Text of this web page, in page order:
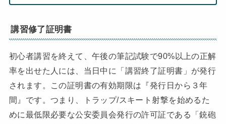
講習修了証明書
初心者講習を終えて、午後の筆記試験で90%以上の正解
率を出せた人には、当日中に「講習終了証明書」が発行
されます。この証明書の有効期限は『発行日から３年
間』です。つまり、トラップ/スキート射撃を始めるた
めに最低限必要な公安委員会発行の許可証である「銃砲